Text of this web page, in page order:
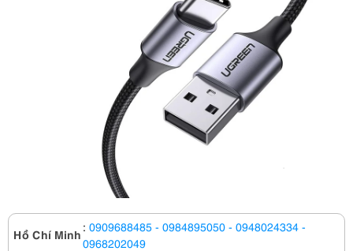
Hồ Chí Minh : 0909688485 - 0984895050 - 0948024334 -
0968202049